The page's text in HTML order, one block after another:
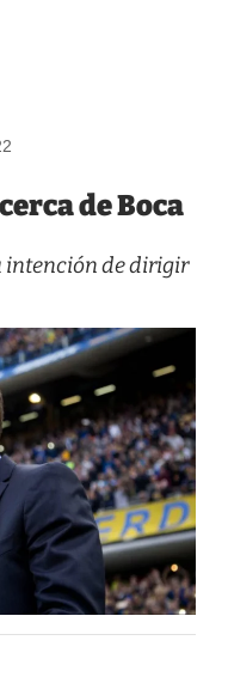
de Boca
intención de dirigir